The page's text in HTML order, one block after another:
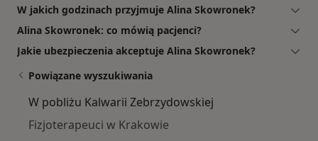
W jakich godzinach przyjmuje Alina Skowronek?
Alina Skowronek: co mówią pacjenci?
Jakie ubezpieczenia akceptuje Alina Skowronek?
Powiązane wyszukiwania
W pobliżu Kalwarii Zebrzydowskiej
Fizjoterapeuci w Krakowie